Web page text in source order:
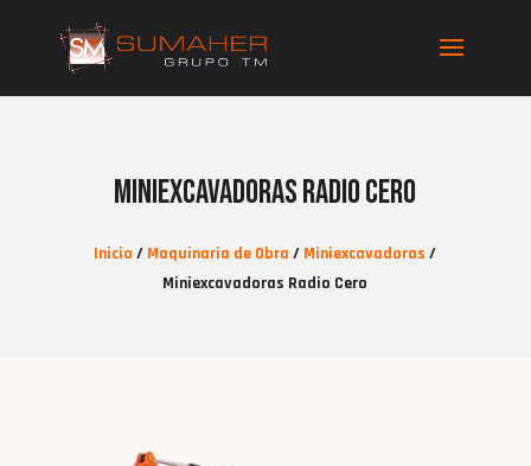
Miniexcavadoras Radio Cero
Inicio / Maquinaria de Obra / Miniexcavadoras /
Miniexcavadoras Radio Cero